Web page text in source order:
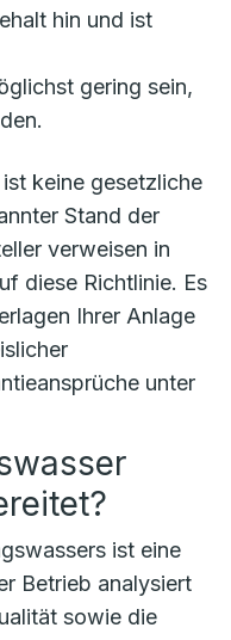
hin und ist
gering sein,
keine gesetzliche
Stand der
verweisen in
diese Richtlinie. Es
Ihrer Anlage
unter
ist eine
Betrieb analysiert
sowie die